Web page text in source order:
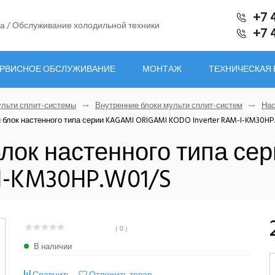
/ Обслуживание холодильной техники +7
+7
ОБСЛУЖИВАНИЕ МОНТАЖ ТЕХНИЧЕСКАЯ
сплит-системы Внутренние блоки мульти сплит-систем
настенного типа серии KAGAMI ORIGAMI KODO Inverter RAM-I-
настенного типа
S
( 0 )
В наличии